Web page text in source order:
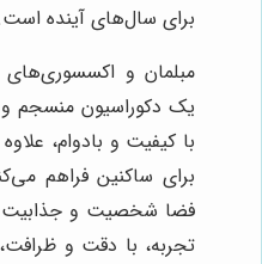
برای سال‌های آینده
مبلمان و
یک دکوراسیون منسجم و
با کیفیت و بادوام،
برای ساکنین فراهم
فضا شخصیت و جذابیت
تجربه، با دقت و